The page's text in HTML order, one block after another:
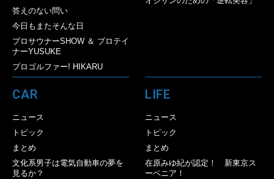
答えのない問い
今日もまたそんな日
プロサウナーSHOW ＆ プロテイ
ナーYUSUKE
プロゴルファー! HIKARU
CAR
ニュース
トピック
まとめ
文化系男子は電気自動車の夢を
見るか？
LIFE
ニュース
トピック
まとめ
在原みゆ紀が認定！ 新東京ス
ーベニア！